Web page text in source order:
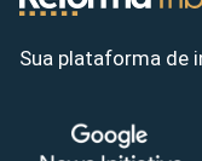
Sua plataforma de